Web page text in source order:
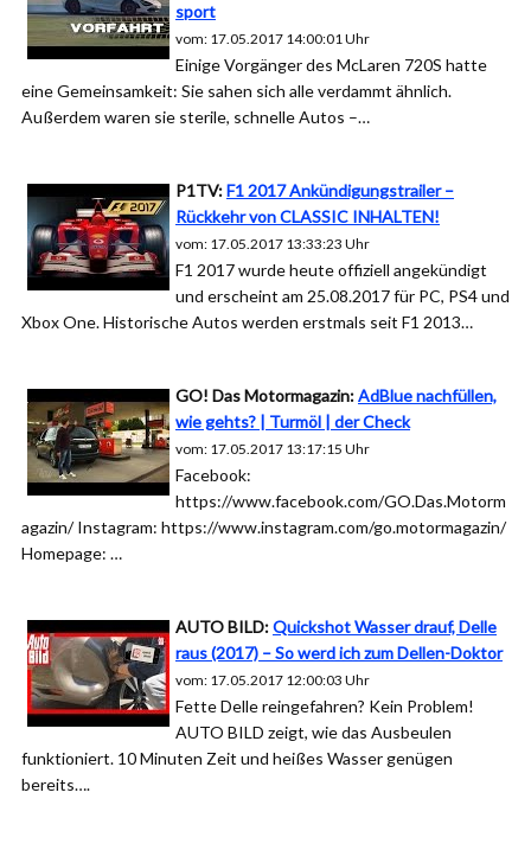
sport
vom: 17.05.2017 14:00:01 Uhr
Einige Vorgänger des McLaren 720S hatte
eine Gemeinsamkeit: Sie sahen sich alle verdammt ähnlich.
Außerdem waren sie sterile, schnelle Autos –…
P1TV:F1 2017 Ankündigungstrailer –
Rückkehr von CLASSIC INHALTEN!
vom: 17.05.2017 13:33:23 Uhr
F1 2017 wurde heute offiziell angekündigt
und erscheint am 25.08.2017 für PC, PS4 und
Xbox One. Historische Autos werden erstmals seit F1 2013…
GO! Das Motormagazin:AdBlue nachfüllen,
wie gehts? | Turmöl | der Check
vom: 17.05.2017 13:17:15 Uhr
Facebook:
https://www.facebook.com/GO.Das.Motorm
agazin/ Instagram: https://www.instagram.com/go.motormagazin/
Homepage: …
AUTO BILD:Quickshot Wasser drauf, Delle
raus (2017) – So werd ich zum Dellen-Doktor
vom: 17.05.2017 12:00:03 Uhr
Fette Delle reingefahren? Kein Problem!
AUTO BILD zeigt, wie das Ausbeulen
funktioniert. 10 Minuten Zeit und heißes Wasser genügen
bereits….